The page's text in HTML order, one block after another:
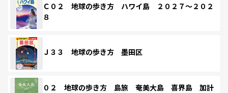
Ｃ０２ 地球の歩き方 ハワイ島 ２０２７～２０２
８
Ｊ３３ 地球の歩き方 墨田区
０２ 地球の歩き方 島旅 奄美大島 喜界島 加計